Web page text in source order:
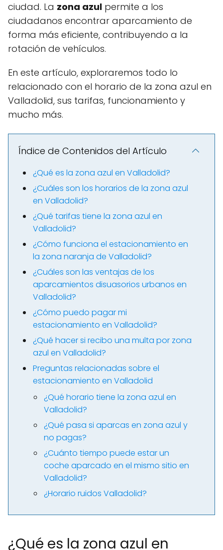
ciudad. La zona azul permite a los
ciudadanos encontrar aparcamiento de
forma más eficiente, contribuyendo a la
rotación de vehículos.
En este artículo, exploraremos todo lo
relacionado con el horario de la zona azul en
Valladolid, sus tarifas, funcionamiento y
mucho más.
Índice de Contenidos del Artículo
¿Qué es la zona azul en Valladolid?
¿Cuáles son los horarios de la zona azul
en Valladolid?
¿Qué tarifas tiene la zona azul en
Valladolid?
¿Cómo funciona el estacionamiento en
la zona naranja de Valladolid?
¿Cuáles son las ventajas de los
aparcamientos disuasorios urbanos en
Valladolid?
¿Cómo puedo pagar mi
estacionamiento en Valladolid?
¿Qué hacer si recibo una multa por zona
azul en Valladolid?
Preguntas relacionadas sobre el
estacionamiento en Valladolid
¿Qué horario tiene la zona azul en
Valladolid?
¿Qué pasa si aparcas en zona azul y
no pagas?
¿Cuánto tiempo puede estar un
coche aparcado en el mismo sitio en
Valladolid?
¿Horario ruidos Valladolid?
¿Qué es la zona azul en